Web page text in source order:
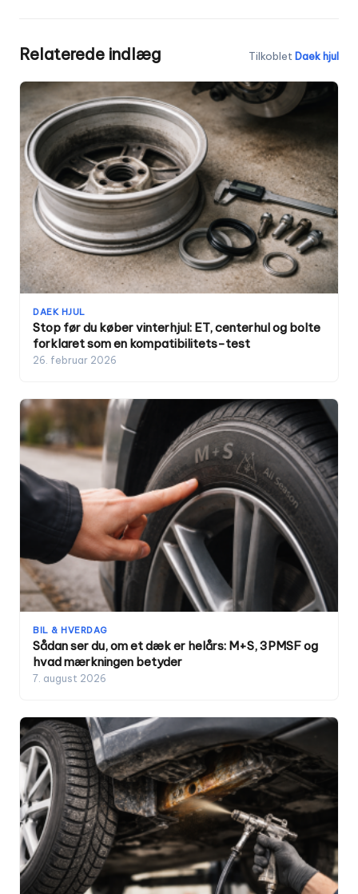
Relaterede indlæg Tilkoblet Daek hjul
DAEK HJUL
Stop før du køber vinterhjul: ET, centerhul og bolte
forklaret som en kompatibilitets-test
26. februar 2026
BIL & HVERDAG
Sådan ser du, om et dæk er helårs: M+S, 3PMSF og
hvad mærkningen betyder
7. august 2026